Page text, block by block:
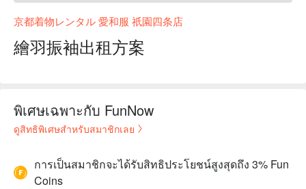
京都着物レンタル 愛和服 祇園四条店
繪羽振袖出租方案
พิเศษเฉพาะกับ FunNow
ดูสิทธิพิเศษสำหรับสมาชิกเลย
การเป็นสมาชิกจะได้รับสิทธิประโยชน์สูงสุดถึง 3% Fun
Coins